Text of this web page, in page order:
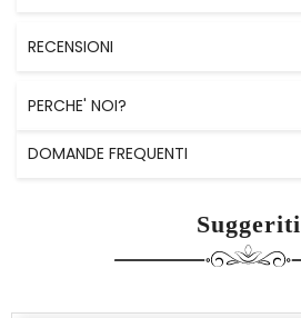
RECENSIONI
PERCHE' NOI?
DOMANDE FREQUENTI
Suggeriti